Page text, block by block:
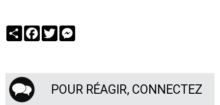
PartagerFacebook
Twitter
POUR RÉAGIR, CONNECTEZ